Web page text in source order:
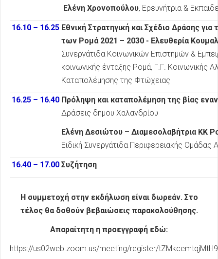
Ελένη Χρονοπούλου, Ερευνήτρια &
16.10 – 16.25 Εθνική Στρατηγική και Σχέδιο Δράσης
των Ρομά 2021 – 2030 - Ελευθερία
Συνεργάτιδα Κοινωνικών Επιστημών &
κοινωνικής ένταξης Ρομά, Γ.Γ. Κοινωνικής
Καταπολέμησης της Φτώχειας
16.25 – 16.40 Πρόληψη και καταπολέμηση της βίας
Δράσεις δήμου Χαλανδρίου
Ελένη Δεσιώτου – Διαμεσολαβήτρια ΚΚ
Ειδική Συνεργάτιδα Περιφερειακής Ομάδας
16.40 – 17.00 Συζήτηση
Η συμμετοχή στην εκδήλωση είναι δωρεάν. Στο
τέλος θα δοθούν βεβαιώσεις παρακολούθησης.
Απαραίτητη η προεγγραφή εδώ:
https://us02web.zoom.us/meeting/register/